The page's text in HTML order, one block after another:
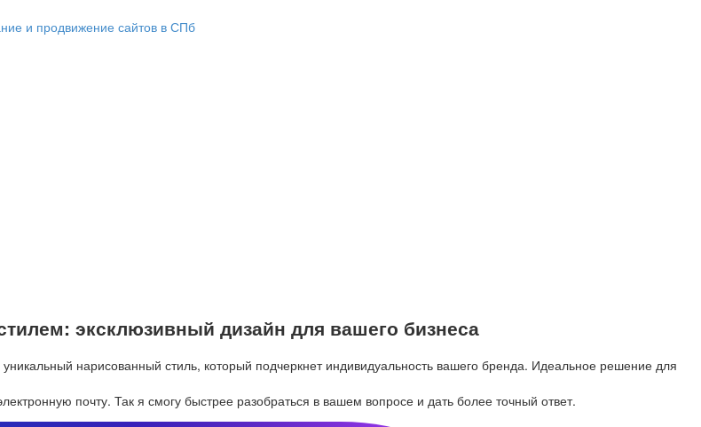
почту. Так я смогу быстрее разобраться в вашем вопросе и дать более точный ответ.
эксклюзивный дизайн для вашего бизнеса
нарисованный стиль, который подчеркнет индивидуальность вашего бренда. Идеальное решение для